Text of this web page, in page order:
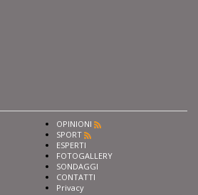
OPINIONI
SPORT
ESPERTI
FOTOGALLERY
SONDAGGI
CONTATTI
Privacy